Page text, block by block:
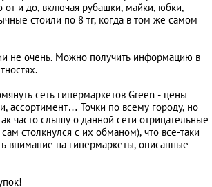
и до, включая рубашки, майки, юбки,
стоили по 8 тг, когда в том же самом
не очень. Можно получить информацию в
сеть гипермаркетов Green - цены
ассортимент… Точки по всему городу, но
часто слышу о данной сети отрицательные
столкнулся с их обманом), что все-таки
внимание на гипермаркеты, описанные